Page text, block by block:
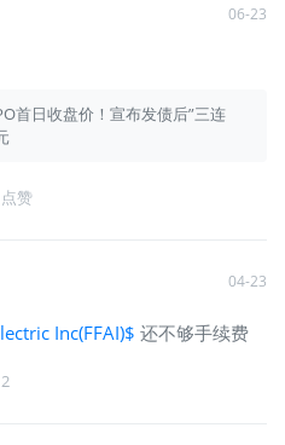
06-23
首日收盘价！宣布发债后”三连
点赞
04-23
Inc(FFAI)$ 还不够手续费
2